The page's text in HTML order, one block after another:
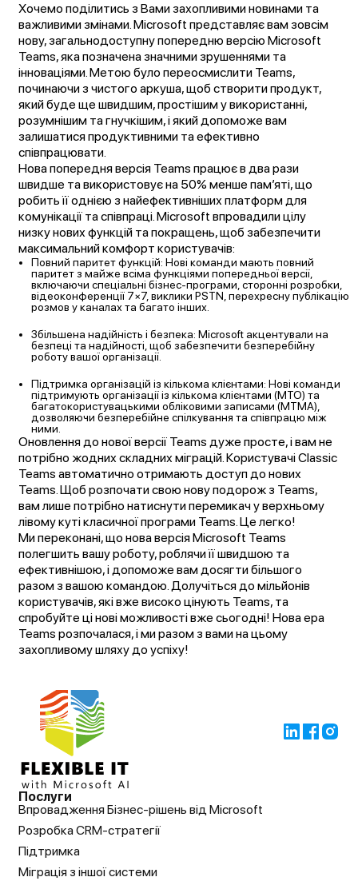
Хочемо поділитись з Вами захопливими новинами та
важливими змінами. Microsoft представляє вам зовсім
нову, загальнодоступну попередню версію Microsoft
Teams, яка позначена значними зрушеннями та
інноваціями. Метою було переосмислити Teams,
починаючи з чистого аркуша, щоб створити продукт,
який буде ще швидшим, простішим у використанні,
розумнішим та гнучкішим, і який допоможе вам
залишатися продуктивними та ефективно
співпрацювати.
Нова попередня версія Teams працює в два рази
швидше та використовує на 50% менше пам’яті, що
робить її однією з найефективніших платформ для
комунікації та співпраці. Microsoft впровадили цілу
низку нових функцій та покращень, щоб забезпечити
максимальний комфорт користувачів:
Повний паритет функцій: Нові команди мають повний
паритет з майже всіма функціями попередньої версії,
включаючи спеціальні бізнес-програми, сторонні розробки,
відеоконференції 7×7, виклики PSTN, перехресну публікацію
розмов у каналах та багато інших.
Збільшена надійність і безпека: Microsoft акцентували на
безпеці та надійності, щоб забезпечити безперебійну
роботу вашої організації.
Підтримка організацій із кількома клієнтами: Нові команди
підтримують організації із кількома клієнтами (MTO) та
багатокористувацькими обліковими записами (MTMA),
дозволяючи безперебійне спілкування та співпрацю між
ними.
Оновлення до нової версії Teams дуже просте, і вам не
потрібно жодних складних міграцій. Користувачі Classic
Teams автоматично отримають доступ до нових
Teams. Щоб розпочати свою нову подорож з Teams,
вам лише потрібно натиснути перемикач у верхньому
лівому куті класичної програми Teams. Це легко!
Ми переконані, що нова версія Microsoft Teams
полегшить вашу роботу, роблячи її швидшою та
ефективнішою, і допоможе вам досягти більшого
разом з вашою командою. Долучіться до мільйонів
користувачів, які вже високо цінують Teams, та
спробуйте ці нові можливості вже сьогодні! Нова ера
Teams розпочалася, і ми разом з вами на цьому
захопливому шляху до успіху!
Послуги
Впровадження Бізнес-рішень від Microsoft
Розробка CRM-стратегії
Підтримка
Міграція з іншої системи